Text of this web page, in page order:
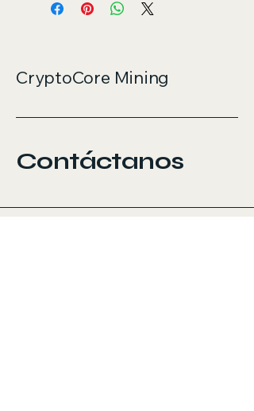
CryptoCore Mining
Contáctanos